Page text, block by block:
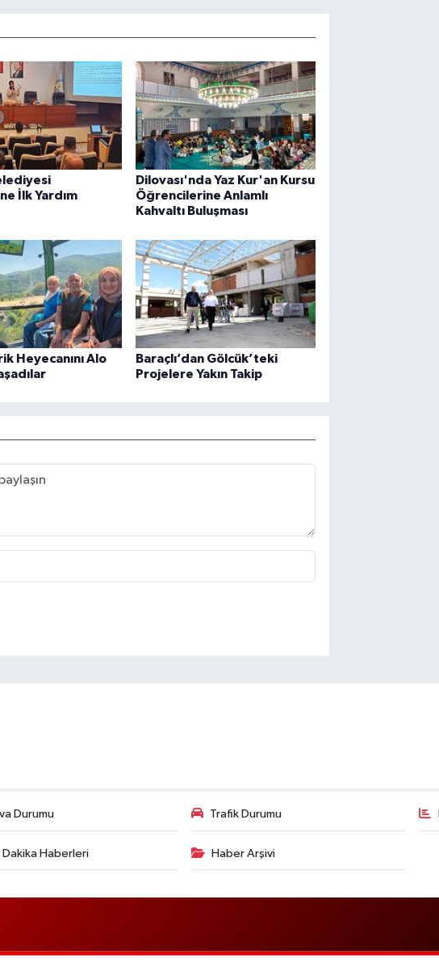
İlk Yardım
Dilovası'nda Yaz Kur'an Kursu
Öğrencilerine Anlamlı
Kahvaltı Buluşması
Heyecanını Alo
Baraçlı’dan Gölcük’teki
Projelere Yakın Takip
Durumu Trafik Durumu
Dakika Haberleri Haber Arşivi